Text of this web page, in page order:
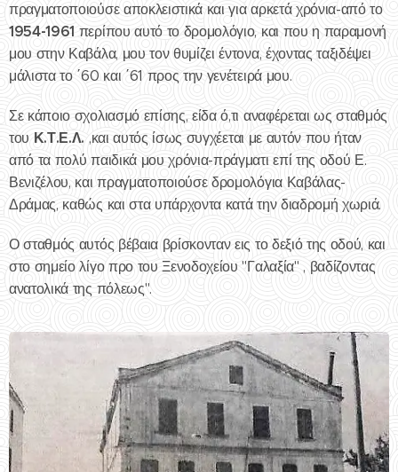
πραγματοποιούσε αποκλειστικά και για αρκετά χρόνια-από το
1954-1961 περίπου αυτό το δρομολόγιο, και που η παραμονή
μου στην Καβάλα, μου τον θυμίζει έντονα, έχοντας ταξιδέψει
μάλιστα το ΄60 και ΄61 προς την γενέτειρά μου.
Σε κάποιο σχολιασμό επίσης, είδα ό,τι αναφέρεται ως σταθμός
του Κ.Τ.Ε.Λ. ,και αυτός ίσως συγχέεται με αυτόν που ήταν
από τα πολύ παιδικά μου χρόνια-πράγματι επί της οδού Ε.
Βενιζέλου, και πραγματοποιούσε δρομολόγια Καβάλας-
Δράμας, καθώς και στα υπάρχοντα κατά την διαδρομή χωριά.
Ο σταθμός αυτός βέβαια βρίσκονταν εις το δεξιό της οδού, και
στο σημείο λίγο προ του Ξενοδοχείου "Γαλαξία" , βαδίζοντας
ανατολικά της πόλεως".